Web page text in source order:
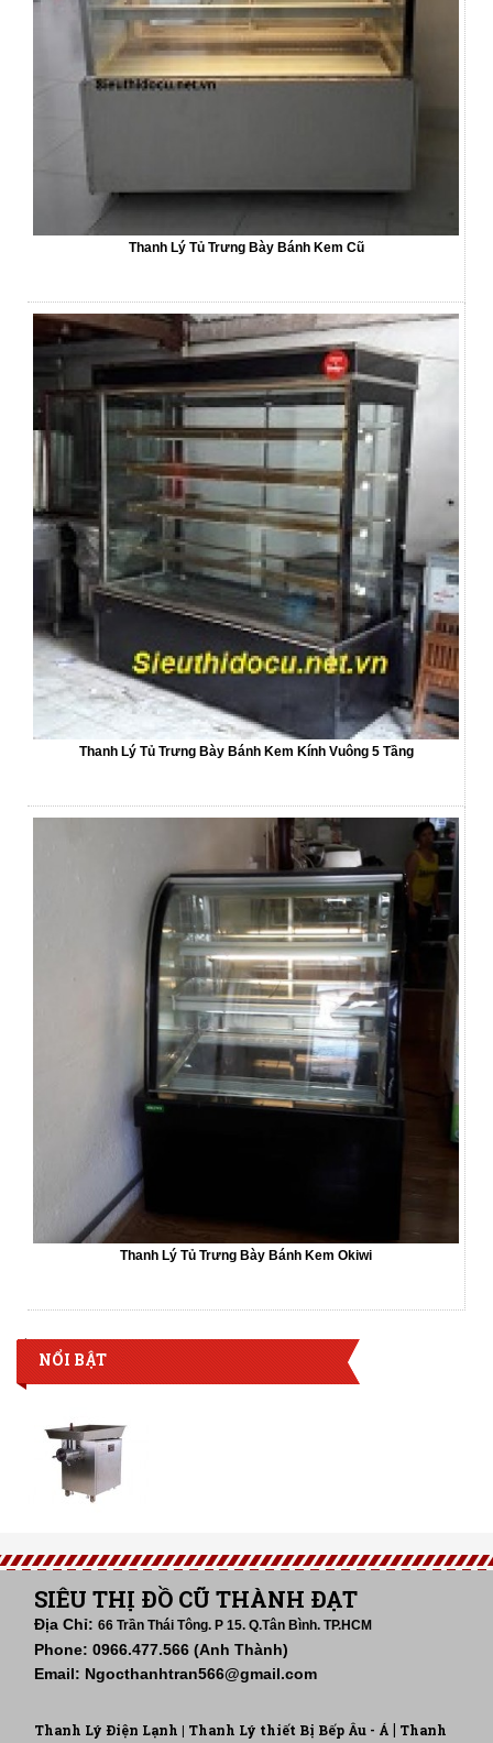
Thanh Lý Tủ Trưng Bày Bánh Kem Cũ
Thanh Lý Tủ Trưng Bày Bánh Kem Kính Vuông 5 Tầng
Thanh Lý Tủ Trưng Bày Bánh Kem Okiwi
NỔI BẬT
SIÊU THỊ ĐỒ CŨ THÀNH ĐẠT
Địa Chỉ: 66 Trần Thái Tông. P 15. Q.Tân Bình. TP.HCM
Phone: 0966.477.566 (Anh Thành)
Email: Ngocthanhtran566@gmail.com
Thanh Lý Điện Lạnh | Thanh Lý thiết Bị Bếp Âu - Á | Thanh